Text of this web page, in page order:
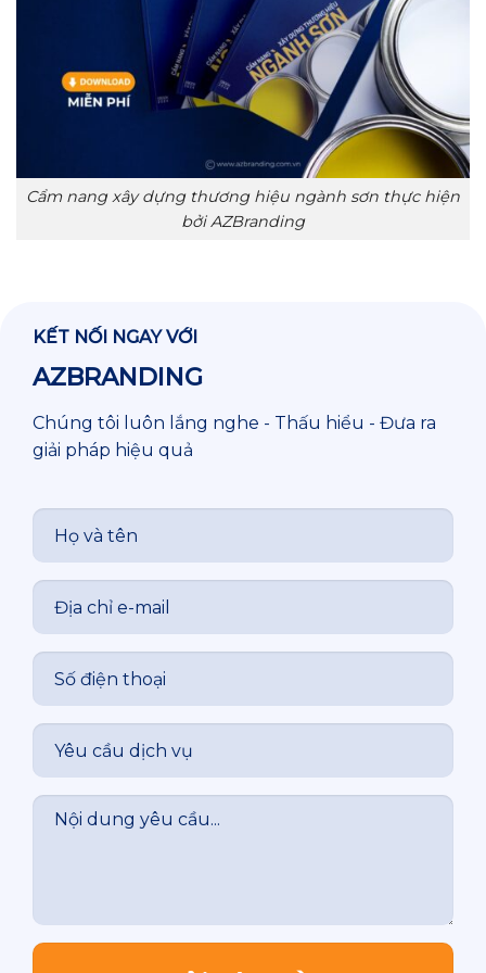
Cẩm nang xây dựng thương hiệu ngành sơn thực hiện
bởi AZBranding
KẾT NỐI NGAY VỚI
AZBRANDING
Chúng tôi luôn lắng nghe - Thấu hiểu - Đưa ra
giải pháp hiệu quả